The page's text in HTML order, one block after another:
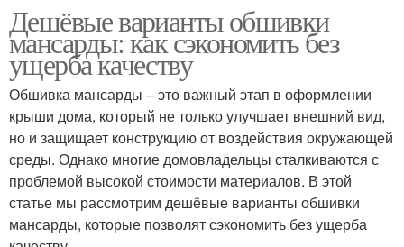
Дешёвые варианты обшивки
мансарды: как сэкономить без
ущерба качеству
Обшивка мансарды – это важный этап в оформлении
крыши дома, который не только улучшает внешний вид,
но и защищает конструкцию от воздействия окружающей
среды. Однако многие домовладельцы сталкиваются с
проблемой высокой стоимости материалов. В этой
статье мы рассмотрим дешёвые варианты обшивки
мансарды, которые позволят сэкономить без ущерба